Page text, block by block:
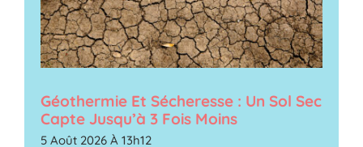
Géothermie Et Sécheresse : Un Sol Sec
Capte Jusqu’à 3 Fois Moins
5 Août 2026 À 13h12